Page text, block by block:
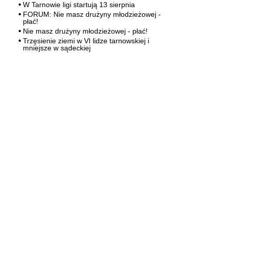
W Tarnowie ligi startują 13 sierpnia
FORUM: Nie masz drużyny młodzieżowej -
płać!
Nie masz drużyny młodzieżowej - płać!
Trzęsienie ziemi w VI lidze tarnowskiej i
mniejsze w sądeckiej